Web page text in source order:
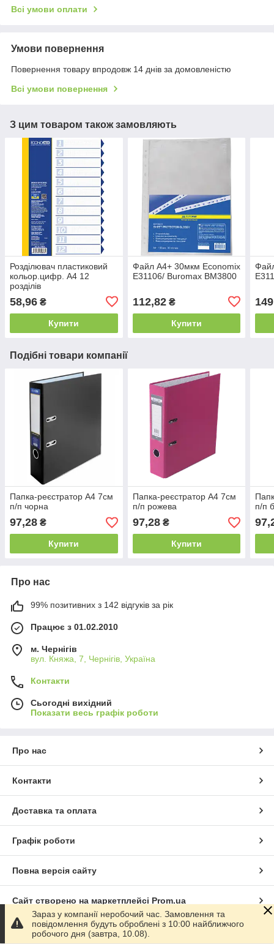
Всі умови оплати
Умови повернення
Повернення товару впродовж 14 днів за домовленістю
Всі умови повернення
З цим товаром також замовляють
Розділювач пластиковий
кольор.цифр. А4 12
розділів
58,96 ₴
Купити
Файл А4+ 30мкм Economix
Е31106/ Buromax ВМ3800
112,82₴
Купити
Подібні товари компанії
Папка-реєстратор А4 7см
п/п чорна
97,28 ₴
Купити
Папка-реєстратор А4 7см
п/п рожева
97,28₴
Купити
п/п
Про нас
99% позитивних з 142 відгуків за рік
Працює з 01.02.2010
м. Чернігів
вул. Княжа, 7, Чернігів, Україна
Контакти
Сьогодні вихідний
Показати весь графік роботи
Про нас
Контакти
Доставка та оплата
Графік роботи
Повна версія сайту
Сайт створено на маркетплейсі Prom.ua
Політика конфіденційності
Зараз у компанії неробочий час. Замовлення та
повідомлення будуть оброблені з 10:00 найближчого
робочого дня (завтра, 10.08).